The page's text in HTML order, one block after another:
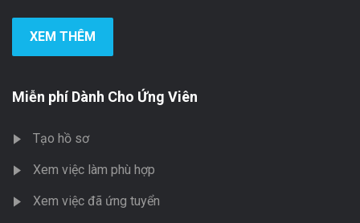
XEM THÊM
Miễn phí Dành Cho Ứng Viên
Tạo hồ sơ
Xem việc làm phù hợp
Xem việc đã ứng tuyển